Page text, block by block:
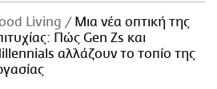
Living
Μια νέα οπτική της
Πώς Gen Zs και
αλλάζουν το τοπίο της